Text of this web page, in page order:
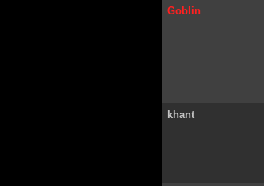
Goblin
khant